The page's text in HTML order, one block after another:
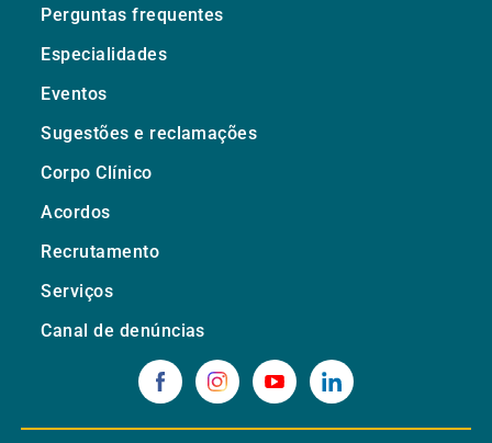
Perguntas frequentes
Especialidades
Eventos
Sugestões e reclamações
Corpo Clínico
Acordos
Recrutamento
Serviços
Canal de denúncias